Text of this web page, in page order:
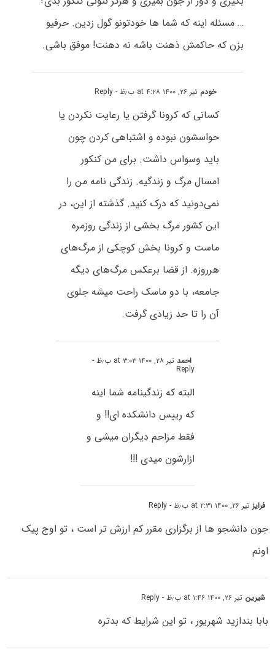
… مسئله اینه که شما ها خودتونو گول زدین. حرفیو
بزن که حاکمش ذهنت باشه نه دهنت! موفق باشی.
خودم تیر ۲۶, ۱۴۰۰ at ۴:۲۸ ب٫ظ - Reply
کسانی که کرونا گرفتن یا رعایت نکردن یا
حواسشون نبوده و اشتباهی کردن چون
باید وسواس داشت. برای من کنکور
امسال مرگ و زندگیه. زندگی نامه من را
نمی‌دونید که درک کنید. گذشته از این، در
این کشور مرگ بخشی از زندگی روزمره
ماست و کرونا بخش کوچکی از مرگ‌های
هرروزه. از قضا برعکس مرگ‌های دیگه
جامعه، با دو ماسک راحت میشه جلوی
آن را تا حد زیادی گرفت.
احمدتیر ۲۸, ۱۴۰۰ at ۳:۰۳ ب٫ظ -
Reply
البته که زندگینامه شما اینه
که رییس دانشکده ای!! و
فقط مزاحم دیگران میشی و
ازارشون میدی !!!
فرایز تیر ۲۶, ۱۴۰۰ at ۲:۳۱ ب٫ظ - Reply
جون دانشجو ها از برگزاری مقرر کم ارزش تر است ، تو اوج پیک
اونم
شیرین تیر ۲۶, ۱۴۰۰ at ۱:۴۶ ب٫ظ - Reply
بابا بندازید شهریور ، تو این شرایط که بدتره